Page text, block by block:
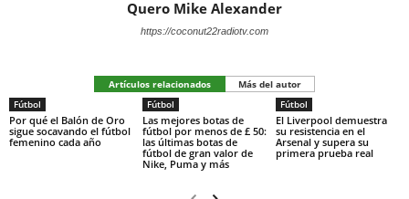
Quero Mike Alexander
https://coconut22radiotv.com
Artículos relacionados
Más del autor
Fútbol
Por qué el Balón de Oro
sigue socavando el fútbol
femenino cada año
Fútbol
Las mejores botas de
fútbol por menos de £ 50:
las últimas botas de
fútbol de gran valor de
Nike, Puma y más
Fútbol
El Liverpool demuestra
su resistencia en el
Arsenal y supera su
primera prueba real